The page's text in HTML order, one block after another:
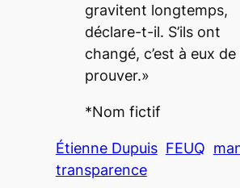
gravitent longtemps,
déclare-t-il. S’ils ont
changé, c’est à eux de
prouver.»
*Nom fictif
Étienne Dupuis FEUQ
transparence